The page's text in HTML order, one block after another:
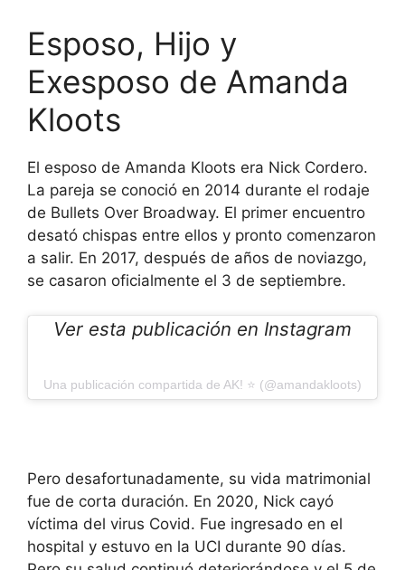
Esposo, Hijo y
Exesposo de Amanda
Kloots
El esposo de Amanda Kloots era Nick Cordero.
La pareja se conoció en 2014 durante el rodaje
de Bullets Over Broadway. El primer encuentro
desató chispas entre ellos y pronto comenzaron
a salir. En 2017, después de años de noviazgo,
se casaron oficialmente el 3 de septiembre.
Ver esta publicación en Instagram
Una publicación compartida de AK! ⭐️ (@amandakloots)
Pero desafortunadamente, su vida matrimonial
fue de corta duración. En 2020, Nick cayó
víctima del virus Covid. Fue ingresado en el
hospital y estuvo en la UCI durante 90 días.